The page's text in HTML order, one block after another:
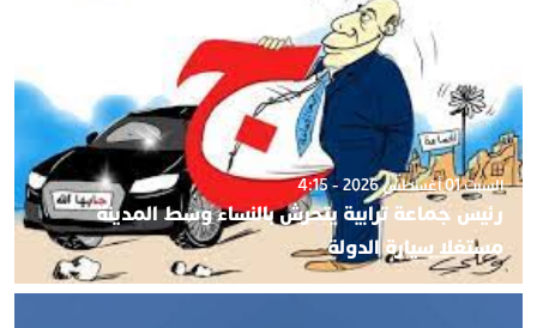
السبت 01 أغسطس 2026 - 4:15
رئيس جماعة ترابية يتحرش بالنساء وسط المدينة
مستغلا سيارة الدولة